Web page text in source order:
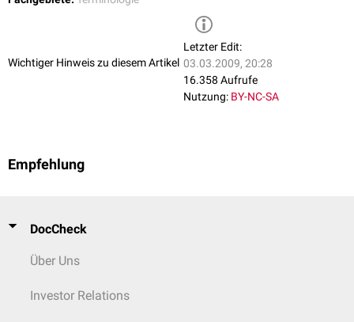
Wichtiger Hinweis zu diesem Artikel
Letzter Edit:
03.03.2009, 20:28
16.358 Aufrufe
Nutzung: BY-NC-SA
Empfehlung
DocCheck
Über Uns
Investor Relations